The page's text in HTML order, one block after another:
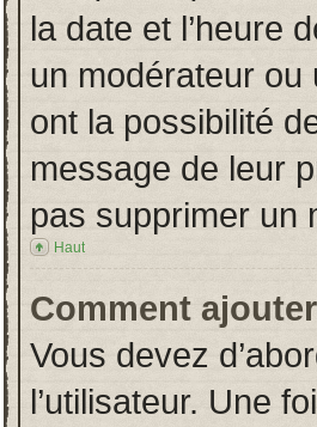
la date et l’heure
un modérateur ou
ont la possibilité
message de leur
pas supprimer un
Haut
Comment
Vous devez
l’utilisateur. Une